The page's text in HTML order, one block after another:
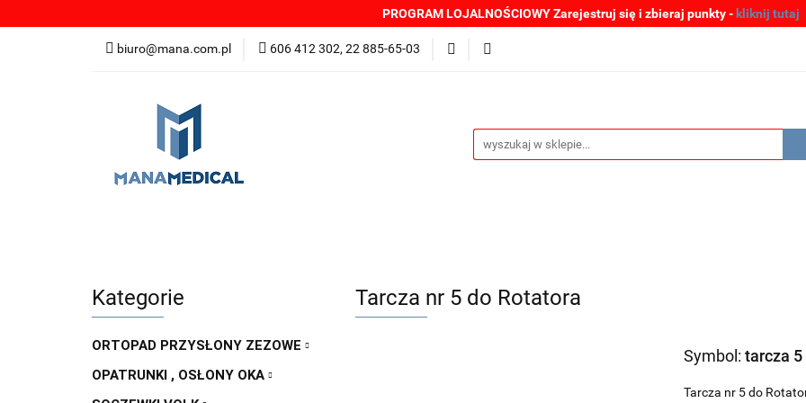
PROGRAM LOJALNOŚCIOWY Zarejestruj się i zbieraj punkty -kliknij tutaj
biuro@mana.com.pl 606 412 302, 22 885-65-03
NOWOŚCI PROMOCJE BESTSELLERY WYPRZEDAŻE PLIKI DO
Kategorie
ORTOPAD PRZYSŁONY ZEZOWE
OPATRUNKI , OSŁONY OKA
Tarcza nr 5 do Rotatora
Symbol:tarcza 5
Tarcza nr 5 do